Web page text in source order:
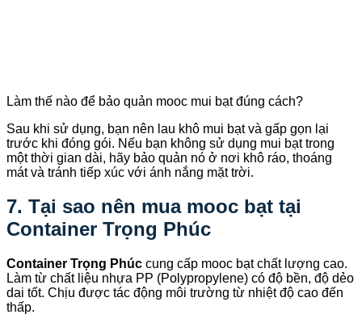
Làm thế nào để bảo quản mooc mui bạt đúng cách?
Sau khi sử dụng, bạn nên lau khô mui bạt và gấp gọn lại
trước khi đóng gói. Nếu bạn không sử dụng mui bạt trong
một thời gian dài, hãy bảo quản nó ở nơi khô ráo, thoáng
mát và tránh tiếp xúc với ánh nắng mặt trời.
7. Tại sao nên mua mooc bạt tại
Container Trọng Phúc
Container Trọng Phúc cung cấp mooc bạt chất lượng cao.
Làm từ chất liệu nhựa PP (Polypropylene) có độ bền, độ dẻo
dai tốt. Chịu được tác động môi trường từ nhiệt độ cao đến
thấp.